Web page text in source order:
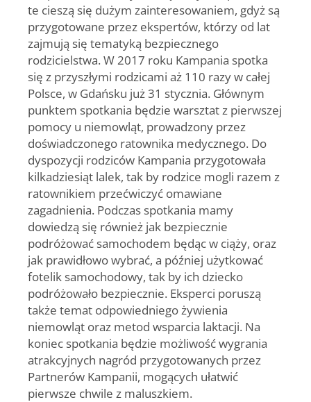
te cieszą się dużym zainteresowaniem, gdyż są
przygotowane przez ekspertów, którzy od lat
zajmują się tematyką bezpiecznego
rodzicielstwa. W 2017 roku Kampania spotka
się z przyszłymi rodzicami aż 110 razy w całej
Polsce, w Gdańsku już 31 stycznia. Głównym
punktem spotkania będzie warsztat z pierwszej
pomocy u niemowląt, prowadzony przez
doświadczonego ratownika medycznego. Do
dyspozycji rodziców Kampania przygotowała
kilkadziesiąt lalek, tak by rodzice mogli razem z
ratownikiem przećwiczyć omawiane
zagadnienia. Podczas spotkania mamy
dowiedzą się również jak bezpiecznie
podróżować samochodem będąc w ciąży, oraz
jak prawidłowo wybrać, a później użytkować
fotelik samochodowy, tak by ich dziecko
podróżowało bezpiecznie. Eksperci poruszą
także temat odpowiedniego żywienia
niemowląt oraz metod wsparcia laktacji. Na
koniec spotkania będzie możliwość wygrania
atrakcyjnych nagród przygotowanych przez
Partnerów Kampanii, mogących ułatwić
pierwsze chwile z maluszkiem.